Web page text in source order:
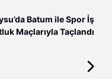
Batum ile Spor İş
Maçlarıyla Taçlandı